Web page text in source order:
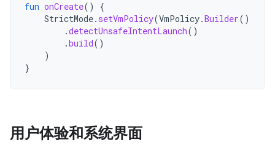
fun onCreate()
{
StrictMode. setVmPolicy(VmPolicy.Builder()
.detectUnsafeIntentLaunch()
.build()
)
}
用户体验和系统界面